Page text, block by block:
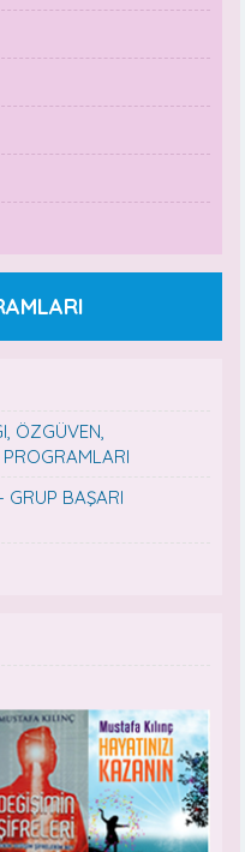
ÖZGÜVEN,
GRUP BAŞARI